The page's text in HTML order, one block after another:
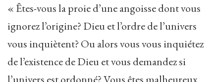
« Êtes-vous la proie d’une angoisse dont vous
ignorez l’origine? Dieu et l’ordre de l’univers
vous inquiètent? Ou alors vous vous inquiétez
de l’existence de Dieu et vous demandez si